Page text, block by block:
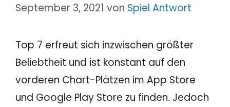
September 3, 2021 von Spiel Antwort
Top 7 erfreut sich inzwischen größter
Beliebtheit und ist konstant auf den
vorderen Chart-Plätzen im App Store
und Google Play Store zu finden. Jedoch